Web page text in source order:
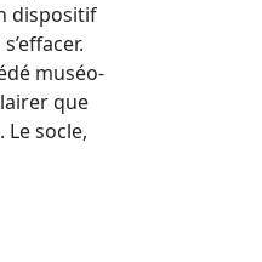
dispositif
muséo-
que
Le socle,